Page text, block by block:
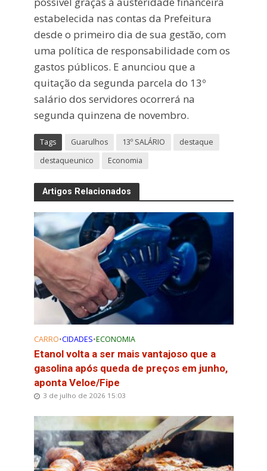
estabelecida nas contas da Prefeitura
desde o primeiro dia de sua gestão, com
uma política de responsabilidade com os
gastos públicos. E anunciou que a
quitação da segunda parcela do 13º
salário dos servidores ocorrerá na
segunda quinzena de novembro.
Tags Guarulhos 13º SALÁRIO
destaque
destaqueunico
Economia
Artigos Relacionados
CARRO•CIDADES•ECONOMIA
Etanol volta a ser mais vantajoso que a
gasolina após queda de preços em junho,
aponta Veloe/Fipe
3 de julho de 2026 15:03